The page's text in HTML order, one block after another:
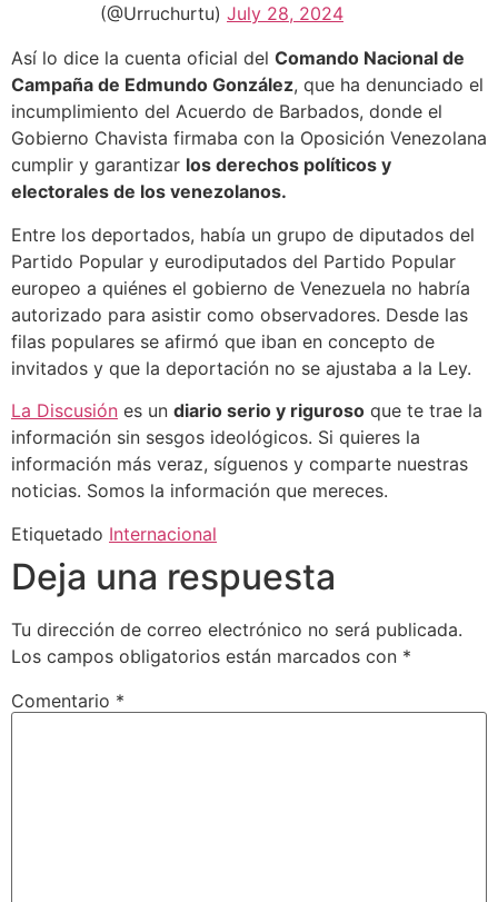
(@Urruchurtu) July 28, 2024
Así lo dice la cuenta oficial del Comando Nacional de
Campaña de Edmundo González, que ha denunciado el
incumplimiento del Acuerdo de Barbados, donde el
Gobierno Chavista firmaba con la Oposición Venezolana
cumplir y garantizar los derechos políticos y
electorales de los venezolanos.
Entre los deportados, había un grupo de diputados del
Partido Popular y eurodiputados del Partido Popular
europeo a quiénes el gobierno de Venezuela no habría
autorizado para asistir como observadores. Desde las
filas populares se afirmó que iban en concepto de
invitados y que la deportación no se ajustaba a la Ley.
La Discusión es un diario serio y riguroso que te trae la
información sin sesgos ideológicos. Si quieres la
información más veraz, síguenos y comparte nuestras
noticias. Somos la información que mereces.
Etiquetado Internacional
Deja una respuesta
Tu dirección de correo electrónico no será publicada.
Los campos obligatorios están marcados con *
Comentario *